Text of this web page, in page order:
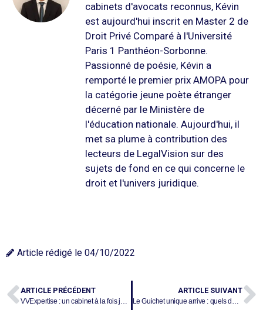
cabinets d'avocats reconnus, Kévin
est aujourd'hui inscrit en Master 2 de
Droit Privé Comparé à l'Université
Paris 1 Panthéon-Sorbonne.
Passionné de poésie, Kévin a
remporté le premier prix AMOPA pour
la catégorie jeune poète étranger
décerné par le Ministère de
l'éducation nationale. Aujourd'hui, il
met sa plume à contribution des
lecteurs de LegalVision sur des
sujets de fond en ce qui concerne le
droit et l'univers juridique.
Article rédigé le 04/10/2022
ARTICLE PRÉCÉDENT
VVExpertise : un cabinet à la fois jeune et dynamique
ARTICLE SUIVANT
Le Guichet unique arrive : quels défis pour les professionnels du droit ?